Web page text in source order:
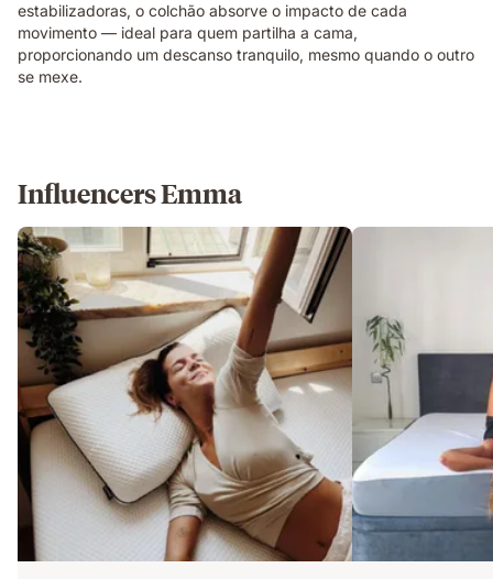
estabilizadoras, o colchão absorve o impacto de cada
movimento — ideal para quem partilha a cama,
proporcionando um descanso tranquilo, mesmo quando o outro
se mexe.
Influencers Emma